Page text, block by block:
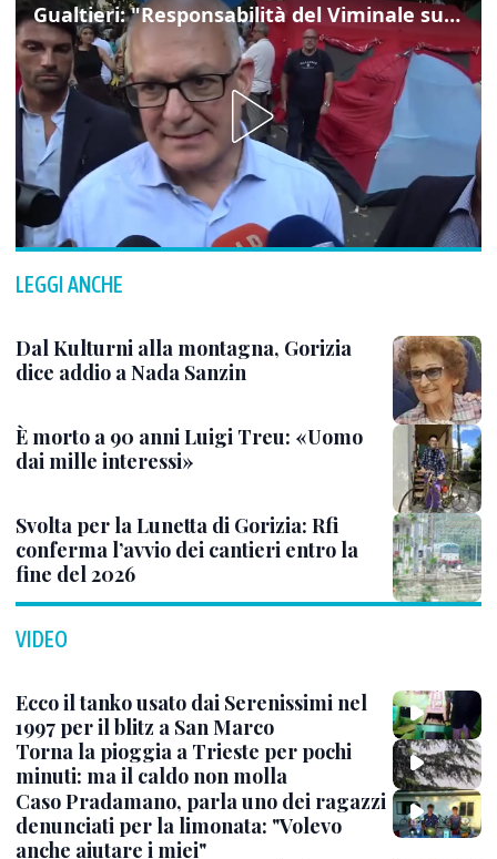
Gualtieri: "Responsabilità del Viminale su Spin Time? La posizione dei partiti è nota"
LEGGI ANCHE
Dal Kulturni alla montagna, Gorizia
dice addio a Nada Sanzin
È morto a 90 anni Luigi Treu: «Uomo
dai mille interessi»
Svolta per la Lunetta di Gorizia: Rfi
conferma l’avvio dei cantieri entro la
fine del 2026
VIDEO
Ecco il tanko usato dai Serenissimi nel
1997 per il blitz a San Marco
Torna la pioggia a Trieste per pochi
minuti: ma il caldo non molla
Caso Pradamano, parla uno dei ragazzi
denunciati per la limonata: "Volevo
anche aiutare i miei"